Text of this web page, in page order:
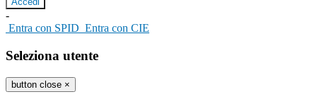
-
Entra con SPID Entra con CIE
Seleziona utente
button close ×